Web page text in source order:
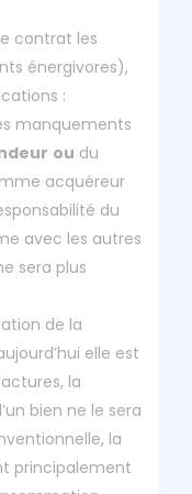
contrat les
énergivores),
:
manquements
ou du
acquéreur
du
avec les autres
sera plus
de la
elle est
la
bien ne le sera
la
principalement